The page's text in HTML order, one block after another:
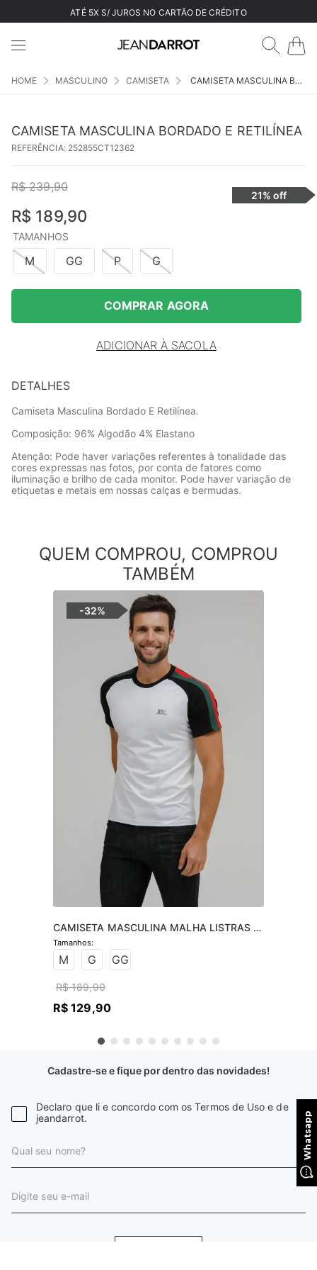
ATÉ 5X S/ JUROS NO CARTÃO DE CRÉDITO
MASCULINO CAMISETA CAMISETA MASCULINA BORDADO E RETILÍNEA
CAMISETA MASCULINA BORDADO E RETILÍNEA
REFERÊNCIA: 252855CT12362
R$ 239,90
R$ 189,90
21% off
TAMANHOS
M GG P G
COMPRAR AGORA
ADICIONAR À SACOLA
DETALHES
Camiseta Masculina Bordado E Retilínea.
Composição: 96% Algodão 4% Elastano
Atenção: Pode haver variações referentes à tonalidade das
cores expressas nas fotos, por conta de fatores como
iluminação e brilho de cada monitor. Pode haver variação de
etiquetas e metais em nossas calças e bermudas.
QUEM COMPROU, COMPROU
TAMBÉM
-32%
CAMISETA MASCULINA MALHA LISTRAS
MANGA
M G GG
R$ 189,90
R$ 129,90
Cadastre-se e fique por dentro das novidades!
Declaro que li e concordo com os Termos de Uso e de
jeandarrot.